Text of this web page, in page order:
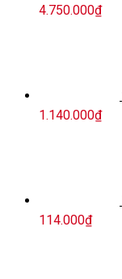
4.750.000₫
1.140.000₫
114.000₫